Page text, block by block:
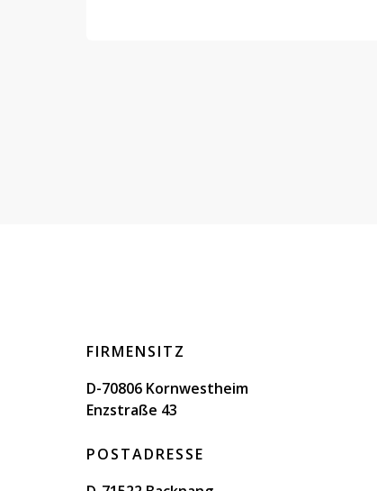
FIRMENSITZ
D-70806 Kornwestheim
Enzstraße 43
POSTADRESSE